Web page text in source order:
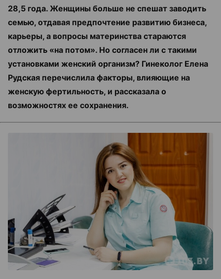
28,5 года. Женщины больше не спешат заводить
семью, отдавая предпочтение развитию бизнеса,
карьеры, а вопросы материнства стараются
отложить «на потом». Но согласен ли с такими
установками женский организм? Гинеколог Елена
Рудская перечислила факторы, влияющие на
женскую фертильность, и рассказала о
возможностях ее сохранения.